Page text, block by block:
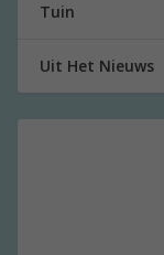
Tuin
Uit Het Nieuws